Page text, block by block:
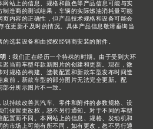
网站上的信息、规格和颜色等产品信息可能与实
造商的测试结果，车辆的实际燃油消耗量可能
内容的正确性，但产品技术规格和设备可能会
在更新不及时的情况。具体产品信息敬请垂询当
选装设备和由授权经销商安装的附件。
： 我们正在经历一个特殊的时期。由于受到大环
当前车型年款新图片的创建和更新。现在，微
规格的构建、选装配置和新款车型发布时间造
束前，新款车型的部分图片无法完全更新。配
分所示图片不一致。
持续改善其汽车、零件和附件的参数规格、设
保留更改权，恕不另行通知。对于不同的车型
置而不同。本网站上的信息、规格、发动机和
市场上可能有所不同，如有更改，恕不另行通